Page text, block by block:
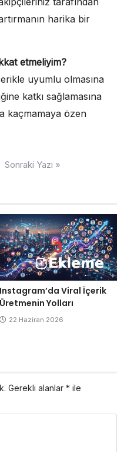
harika bir
etmeliyim?
uyumlu olmasına
katkı sağlamasına
kaçmamaya özen
Sonraki Yazı »
Instagram’da Viral İçerik
Üretmenin Yolları
22 Haziran 2026
Gerekli alanlar * ile